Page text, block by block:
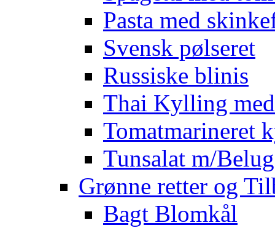
Pasta med
Svensk pølseret
Russiske blinis
Thai Kylling
Tomatmarineret
Tunsalat m/
Grønne retter og
Bagt Blomkål